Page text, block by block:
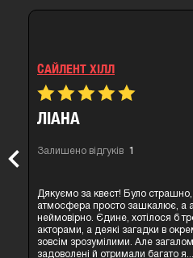
Previous
САЙЛЕНТ ХІЛЛ
ЛІАНА
Залишено відгуків 1
Дякуємо за квест! Було
атмосфера просто зашкалює, а
неймовірно. Єдине, хотілося б
акторами, а деякі загадки в
зовсім зрозумілими. Але
задоволені й отримали багато я...